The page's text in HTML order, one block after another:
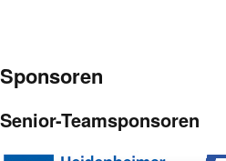
Sponsoren
Senior-Teamsponsoren